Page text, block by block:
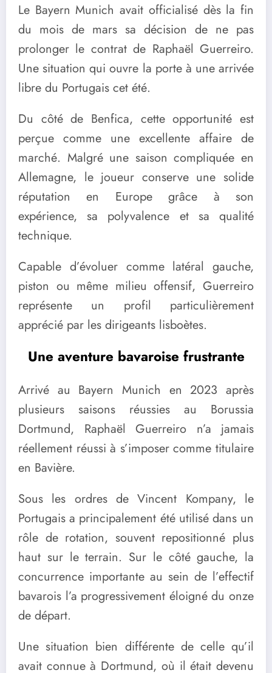
Le Bayern Munich avait officialisé dès la fin
du mois de mars sa décision de ne pas
prolonger le contrat de Raphaël Guerreiro.
Une situation qui ouvre la porte à une arrivée
libre du Portugais cet été.
Du côté de Benfica, cette opportunité est
perçue comme une excellente affaire de
marché. Malgré une saison compliquée en
Allemagne, le joueur conserve une solide
réputation en Europe grâce à son
expérience, sa polyvalence et sa qualité
technique.
Capable d’évoluer comme latéral gauche,
piston ou même milieu offensif, Guerreiro
représente un profil particulièrement
apprécié par les dirigeants lisboètes.
Une aventure bavaroise frustrante
Arrivé au Bayern Munich en 2023 après
plusieurs saisons réussies au Borussia
Dortmund, Raphaël Guerreiro n’a jamais
réellement réussi à s’imposer comme titulaire
en Bavière.
Sous les ordres de Vincent Kompany, le
Portugais a principalement été utilisé dans un
rôle de rotation, souvent repositionné plus
haut sur le terrain. Sur le côté gauche, la
concurrence importante au sein de l’effectif
bavarois l’a progressivement éloigné du onze
de départ.
Une situation bien différente de celle qu’il
avait connue à Dortmund, où il était devenu